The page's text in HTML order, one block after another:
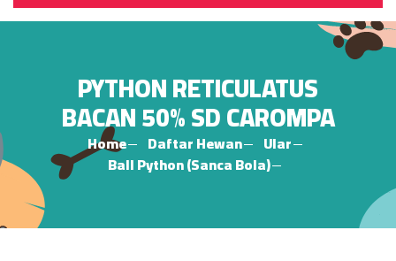
PYTHON RETICULATUS
BACAN 50% SD CAROMPA
Home Daftar Hewan
Ular
Ball Python (Sanca Bola)